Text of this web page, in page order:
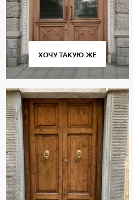
ХОЧУ ТАКУЮ ЖЕ